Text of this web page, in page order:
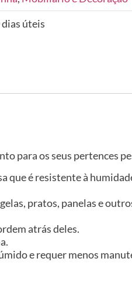
dias úteis
para os seus pertences
que é resistente à
pratos, panelas e
atrás deles.
e requer menos